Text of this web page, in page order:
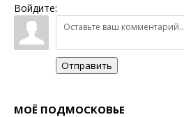
Войдите:
Отправить
МОЁ ПОДМОСКОВЬЕ